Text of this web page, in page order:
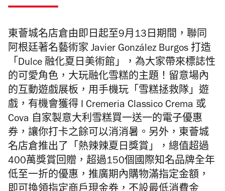
東薈城名店倉由即日起至9月13日期間，聯同
阿根廷著名藝術家 Javier González Burgos 打造
「Dulce 融化夏日美術館」，為大家帶來標誌性
的可愛角色，大玩融化雪糕的主題！留意場內
的互動遊戲展板，用手機玩「雪糕拯救隊」遊
戲，有機會獲得 I Cremeria Classico Crema 或
Cova 自家製意大利雪糕買一送一的電子優惠
券，讓你打卡之餘可以消消暑。另外，東薈城
名店倉推出了「熱辣辣夏日獎賞」，總值超過
400萬獎賞回贈，超過150個國際知名品牌全年
低至一折的優惠，推廣期內購物滿指定金額，